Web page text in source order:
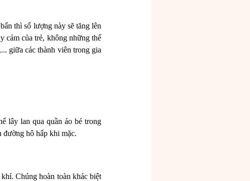
thì số lượng này sẽ tăng lên
cảm của trẻ, không những thế
giữa các thành viên trong gia
lây lan qua quần áo bé trong
đường hô hấp khi mặc.
Chúng hoàn toàn khác biệt